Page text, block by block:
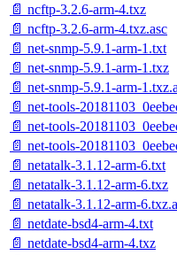
📄 ncftp-3.2.6-arm-4.txz
📄 ncftp-3.2.6-arm-4.txz.asc
📄 net-snmp-5.9.1-arm-1.txt
📄 net-snmp-5.9.1-arm-1.txz
📄 net-snmp-5.9.1-arm-
📄 net-tools-
📄 net-tools-
📄 net-tools-
📄 netatalk-3.1.12-arm-6.txt
📄 netatalk-3.1.12-arm-6.txz
📄 netatalk-3.1.12-arm-
📄 netdate-bsd4-arm-4.txt
📄 netdate-bsd4-arm-4.txz